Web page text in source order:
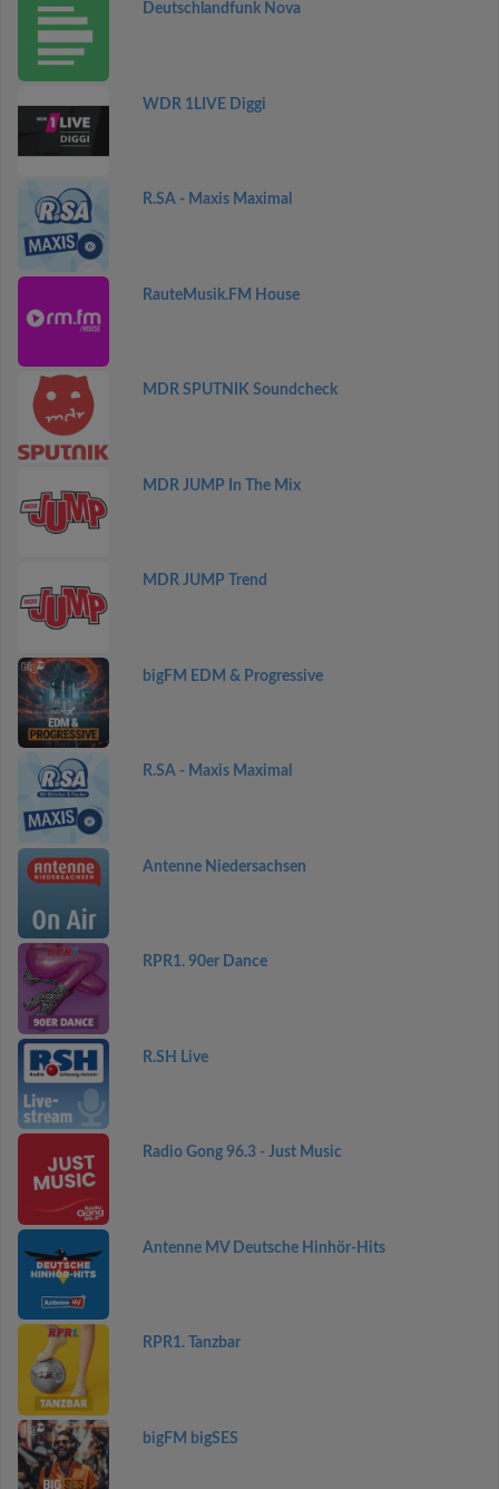
Deutschlandfunk Nova
WDR 1LIVE Diggi
R.SA - Maxis Maximal
RauteMusik.FM House
MDR SPUTNIK Soundcheck
MDR JUMP In The Mix
MDR JUMP Trend
bigFM EDM & Progressive
R.SA - Maxis Maximal
Antenne Niedersachsen
RPR1. 90er Dance
R.SH Live
Radio Gong 96.3 - Just Music
Antenne MV Deutsche Hinhör-Hits
RPR1. Tanzbar
bigFM bigSES